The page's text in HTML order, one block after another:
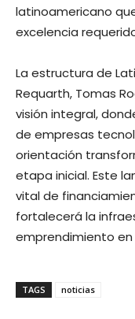
latinoamericano
excelencia
La estructura de
Requarth, Tomas
visión integral,
de empresas
orientación
etapa inicial. Este
vital de
fortalecerá la
emprendimiento
TAGS noticias